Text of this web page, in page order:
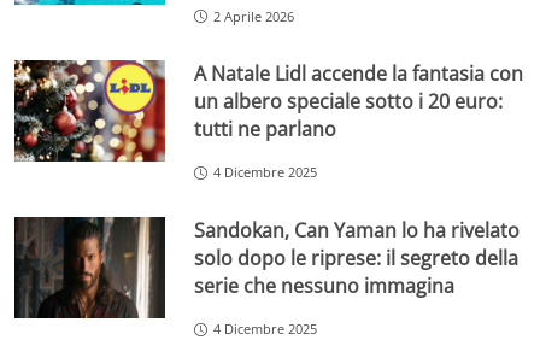
2 Aprile 2026
A Natale Lidl accende la fantasia con
un albero speciale sotto i 20 euro:
tutti ne parlano
4 Dicembre 2025
Sandokan, Can Yaman lo ha rivelato
solo dopo le riprese: il segreto della
serie che nessuno immagina
4 Dicembre 2025